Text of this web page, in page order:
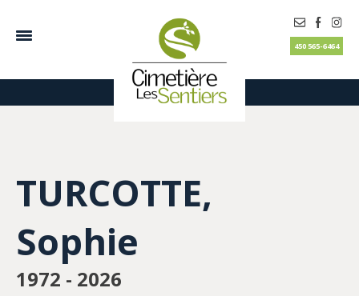
450 565-6464
TURCOTTE,
Sophie
1972 - 2026